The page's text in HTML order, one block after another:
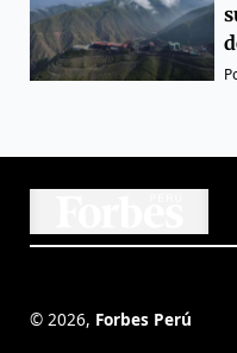
© 2026, Forbes Perú